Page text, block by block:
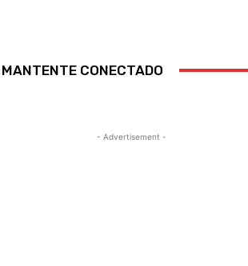
MANTENTE CONECTADO
- Advertisement -